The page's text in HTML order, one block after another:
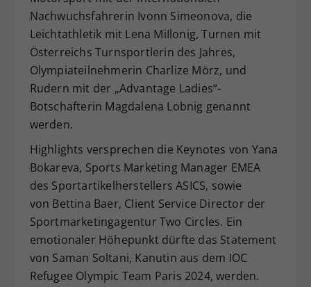
Nachwuchsfahrerin Ivonn Simeonova, die
Leichtathletik mit Lena MiIlonig, Turnen mit
Österreichs Turnsportlerin des Jahres,
Olympiateilnehmerin Charlize Mörz, und
Rudern mit der „Advantage Ladies“-
Botschafterin Magdalena Lobnig genannt
werden.
Highlights versprechen die Keynotes von Yana
Bokareva, Sports Marketing Manager EMEA
des Sportartikelherstellers ASICS, sowie
von Bettina Baer, Client Service Director der
Sportmarketingagentur Two Circles. Ein
emotionaler Höhepunkt dürfte das Statement
von Saman Soltani, Kanutin aus dem IOC
Refugee Olympic Team Paris 2024, werden.